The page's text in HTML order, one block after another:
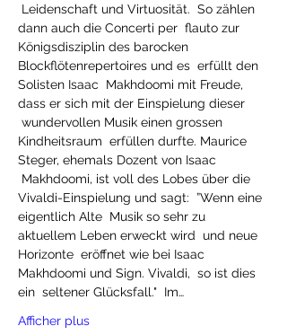
Leidenschaft und Virtuosität.  So zählen
dann auch die Concerti per  flauto zur
Königsdisziplin des barocken
Blockflötenrepertoires und es  erfüllt den
Solisten Isaac  Makhdoomi mit Freude,
dass er sich mit der Einspielung dieser
wundervollen Musik einen grossen
Kindheitsraum  erfüllen durfte. Maurice
Steger, ehemals Dozent von Isaac
Makhdoomi, ist voll des Lobes über die
Vivaldi-Einspielung und sagt:  ”Wenn eine
eigentlich Alte  Musik so sehr zu
aktuellem Leben erweckt wird  und neue
Horizonte  eröffnet wie bei Isaac
Makhdoomi und Sign. Vivaldi,  so ist dies
ein  seltener Glücksfall."  Im…
Afficher plus